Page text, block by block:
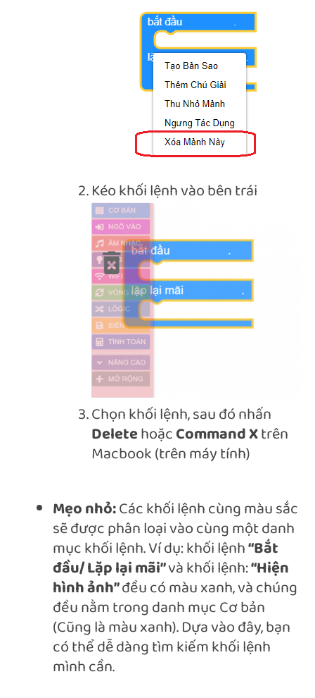
Kéo khối lệnh vào bên trái
Chọn khối lệnh, sau đó nhấn
DeletehoặcCommand Xtrên
Macbook (trên máy tính)
Mẹo nhỏ:Các khối lệnh cùng màu sắc
sẽ được phân loại vào cùng một danh
mục khối lệnh. Ví dụ: khối lệnh“Bắt
đầu/ Lặp lại mãi”và khối lệnh:“Hiện
hình ảnh”đều có màu xanh, và chúng
đều nằm trong danh mục Cơ bản
(Cũng là màu xanh). Dựa vào đây, bạn
có thể dễ dàng tìm kiếm khối lệnh
mình cần.